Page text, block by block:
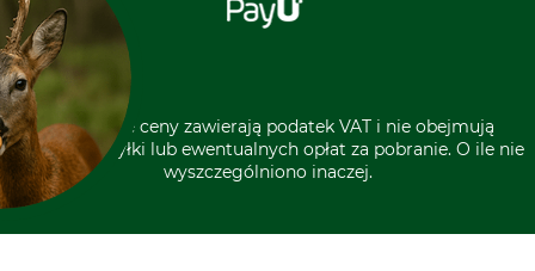
Kontakt
Grube w Europie
* Wszystkie ceny zawierają podatek VAT i nie obejmują
kosztów wysyłki lub ewentualnych opłat za pobranie. O ile nie
wyszczególniono inaczej.